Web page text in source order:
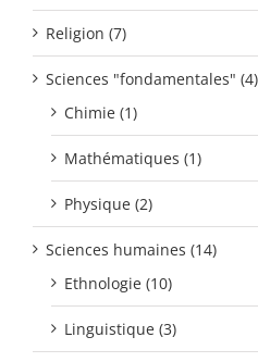
Religion (7)
Sciences "fondamentales" (4)
Chimie (1)
Mathématiques (1)
Physique (2)
Sciences humaines (14)
Ethnologie (10)
Linguistique (3)